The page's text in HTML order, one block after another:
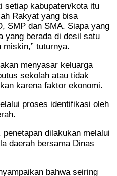
setiap kabupaten/kota itu
Rakyat yang bisa
SMP dan SMA. Siapa yang
yang berada di desil satu
tuturnya.
menyasar keluarga
sekolah atau tidak
karena faktor ekonomi.
proses identifikasi oleh
dilakukan melalui
daerah bersama Dinas
bahwa seiring